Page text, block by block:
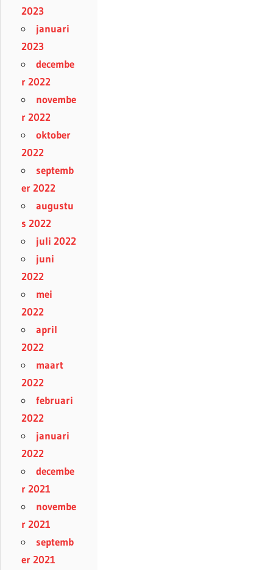
2023
januari
2023
decembe
r 2022
novembe
r 2022
oktober
2022
septemb
er 2022
augustu
s 2022
juli 2022
juni
2022
mei
2022
april
2022
maart
2022
februari
2022
januari
2022
decembe
r 2021
novembe
r 2021
septemb
er 2021